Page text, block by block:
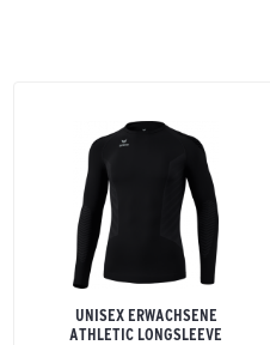
UNISEX ERWACHSENE
ATHLETIC LONGSLEEVE